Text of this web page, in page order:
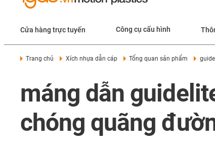
Cửa hàng trực tuyến Công cụ cấu hình
Trang chủ Xích nhựa dẫn cáp Tổng quan sản phẩm
máng dẫn
chóng quãng